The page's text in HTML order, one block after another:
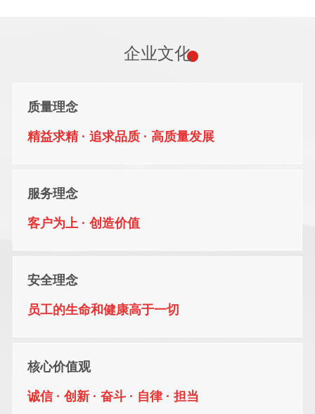
华原起重主导产品广泛应用于机械、冶金、矿山、电力、铁路、航
斯等多个国家和地区。
创新研发
智能化方向持续发力。公司配备了钢板预处理生产线、智能焊接机器
式加工中心、大型落地双面镗铣床等一批国内外知名品牌的先进设
企业荣誉
“四国故都”、“五朝重镇”之称的开原，形成了承东接西、连接南北、
德、ABB等多家国内外知 名起重配件供应商建立了合作关系，建立
配件库存基地。
企业文化
质量理念
精益求精 · 追求品质 · 高质量发展
服务理念
客户为上 · 创造价值
安全理念
员工的生命和健康高于一切
核心价值观
诚信 · 创新 · 奋斗 · 自律 · 担当